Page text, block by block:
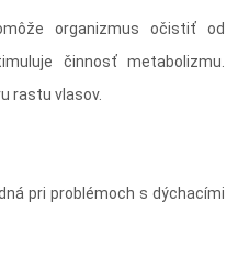
organizmus očistiť od
činnosť metabolizmu.
rastu vlasov.
pri problémoch s dýchacími